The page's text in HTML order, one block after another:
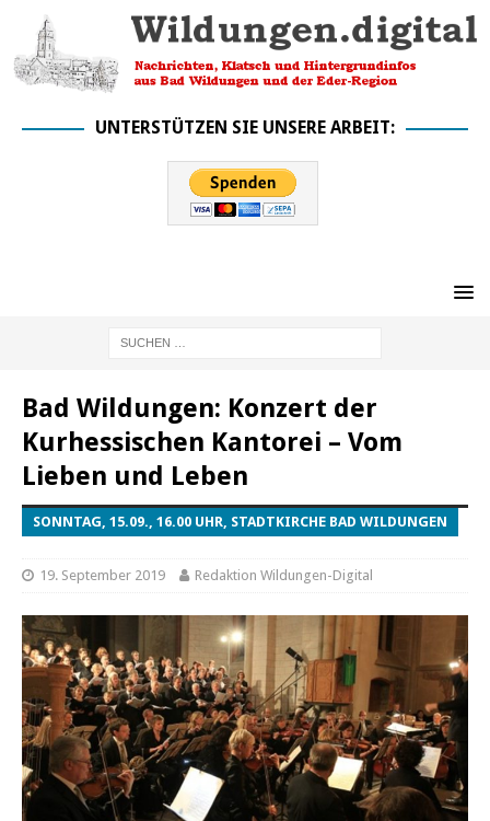
UNTERSTÜTZEN SIE UNSERE ARBEIT:
Bad Wildungen: Konzert der
Kurhessischen Kantorei – Vom
Lieben und Leben
SONNTAG, 15.09., 16.00 UHR, STADTKIRCHE BAD WILDUNGEN
19. September 2019 Redaktion Wildungen-Digital